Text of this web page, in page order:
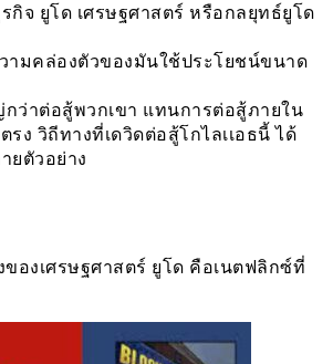
กิจ ยูโด เศรษฐศาสตร์ หรือกลยุทธ์ยูโด
ามคล่องตัวของมันใช้ประโยชน์ขนาด
ว่าต่อสู้พวกเขา แทนการต่อสู้ภายใน
ง วิถีทางที่เดวิดต่อสู้โกไลเเอธนี้ ได้
ยตัวอย่าง
ของเศรษฐศาสตร์ ยูโด คือเนตฟลิกซ์ที่